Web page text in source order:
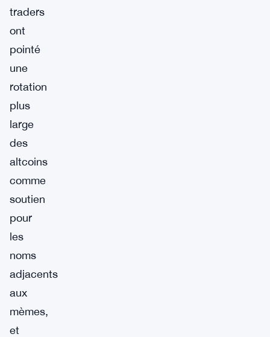
traders
ont
pointé
une
rotation
plus
large
des
altcoins
comme
soutien
pour
les
noms
adjacents
aux
mèmes,
et